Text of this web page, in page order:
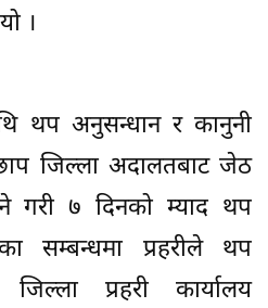
।
थप अनुसन्धान र कानुनी
जिल्ला अदालतबाट जेठ
७ दिनको म्याद थप
सम्बन्धमा प्रहरीले थप
प्रहरी कार्यालय